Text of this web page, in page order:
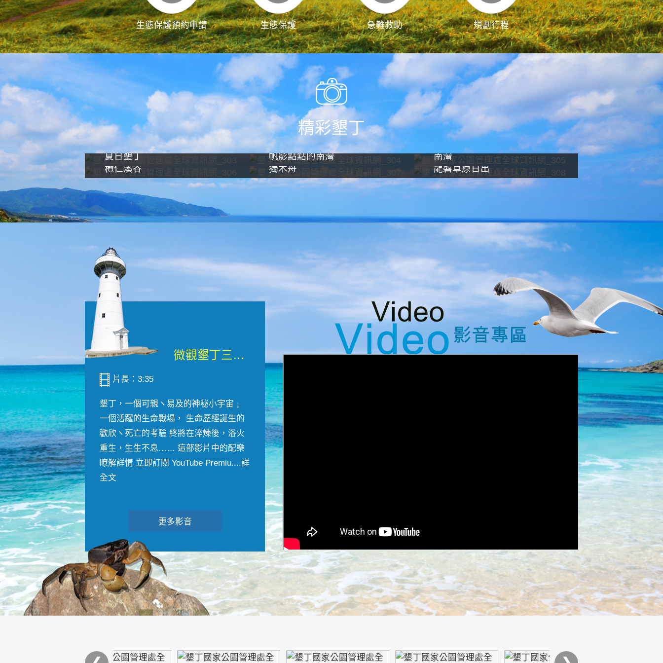
生態保護預約申請 生態保護 急難救助 規劃行程 影像直播
精彩墾丁
夏日墾丁 帆影點點的南灣
南灣
欖仁溪谷
獨木舟 龍磐草原日出
微觀墾丁三部曲 重生....
片長：3:35
墾丁，一個可親ヽ易及的神秘小宇宙﹔
一個活躍的生命戰場， 生命歷經誕生的
歡欣ヽ死亡的考驗 終將在淬煉後，浴火
重生，生生不息…… 這部影片中的配樂
瞭解詳情 立即訂閱 YouTube Premiu....詳
全文
更多影音